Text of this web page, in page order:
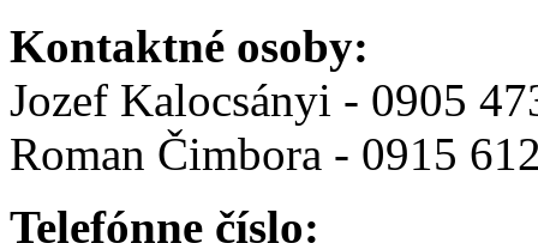
Kontaktné osoby:
Jozef Kalocsányi - 0905
Roman Čimbora - 0915
Telefónne číslo: